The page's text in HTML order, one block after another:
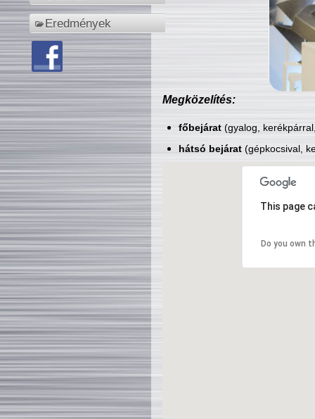
Eredmények
Megközelítés:
főbejárat(gyalog,
hátsó bejárat(gépkocsival,
This page
Do you own